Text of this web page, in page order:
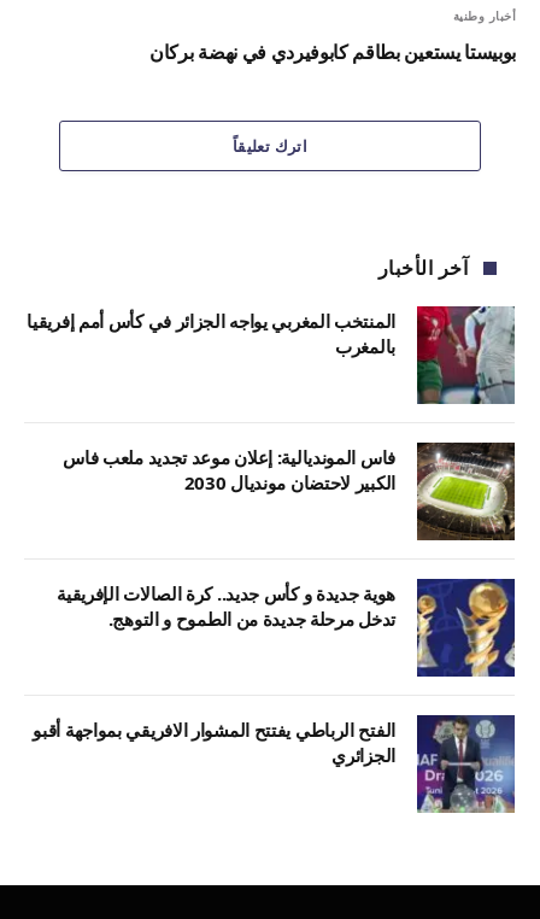
أخبار وطنية
بوبيستا يستعين بطاقم كابوفيردي في نهضة بركان
اترك تعليقاً
آخر الأخبار
المنتخب المغربي يواجه الجزائر في كأس أمم إفريقيا
بالمغرب
فاس المونديالية: إعلان موعد تجديد ملعب فاس
الكبير لاحتضان مونديال 2030
هوية جديدة و كأس جديد.. كرة الصالات الإفريقية
تدخل مرحلة جديدة من الطموح و التوهج.
الفتح الرباطي يفتتح المشوار الافريقي بمواجهة أقبو
الجزائري